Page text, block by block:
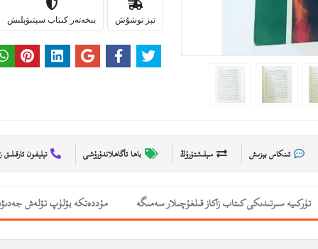
تېز توشۇش بىخەتەر كىتاب سېتىۋېلىش
ئىنكاس يېزىش سېلىشتۇرۇڭ باھا ئاگاھلاندۇرۇشى تېلېفون
تۈركىيە سىرتىدىكى كىتاب زاكاز قىلغۇچىلار سەمىگە مۇددەتكە بۆلۈپ تۆلەش